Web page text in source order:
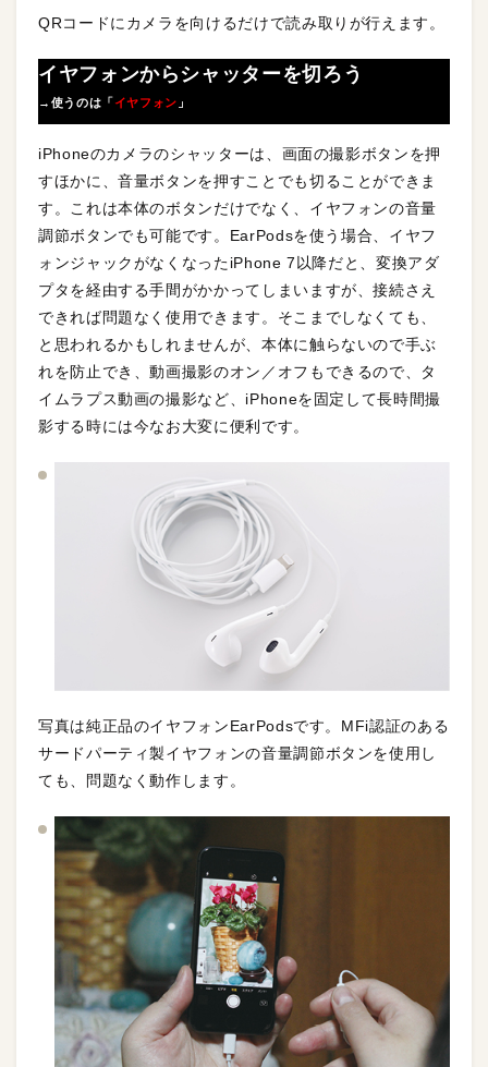
QRコードにカメラを向けるだけで読み取りが行えます。
イヤフォンからシャッターを切ろう
→使うのは「イヤフォン 」
iPhoneのカメラのシャッターは、画面の撮影ボタンを押
すほかに、音量ボタンを押すことでも切ることができま
す。これは本体のボタンだけでなく、イヤフォンの音量
調節ボタンでも可能です。EarPodsを使う場合、イヤフ
ォンジャックがなくなったiPhone 7以降だと、変換アダ
プタを経由する手間がかかってしまいますが、接続さえ
できれば問題なく使用できます。そこまでしなくても、
と思われるかもしれませんが、本体に触らないので手ぶ
れを防止でき、動画撮影のオン／オフもできるので、タ
イムラプス動画の撮影など、iPhoneを固定して長時間撮
影する時には今なお大変に便利です。
写真は純正品のイヤフォンEarPodsです。MFi認証のある
サードパーティ製イヤフォンの音量調節ボタンを使用し
ても、問題なく動作します。